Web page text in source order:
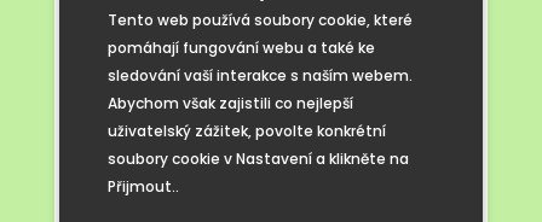
Tento web používá soubory cookie, které
pomáhají fungování webu a také ke
sledování vaší interakce s naším webem.
Abychom však zajistili co nejlepší
uživatelský zážitek, povolte konkrétní
soubory cookie v Nastavení a klikněte na
Přijmout..
a originální betlémy vlastnili nebo vytvořili
místní lidé či lidé z blízkého okolí. Mohli
jsme tak zhlédnout betlémy dřevěné,
keramické, papírové, ze slámy a nejmenší
byl vytvořený dokonce z makovice. Výstava
se dětem moc líbila. A protože jsme si
o betlémech vyprávěli následně i ve